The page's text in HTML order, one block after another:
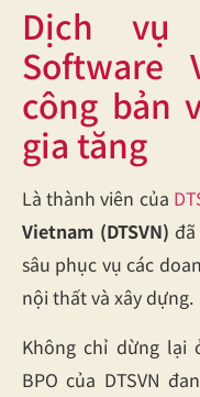
Dịch vụ
Software
công bản
gia tăng
Là thành viên của
Vietnam (DTSVN)
sâu phục vụ các
nội thất và xây dựng.
Không chỉ dừng lại
BPO của DTSVN